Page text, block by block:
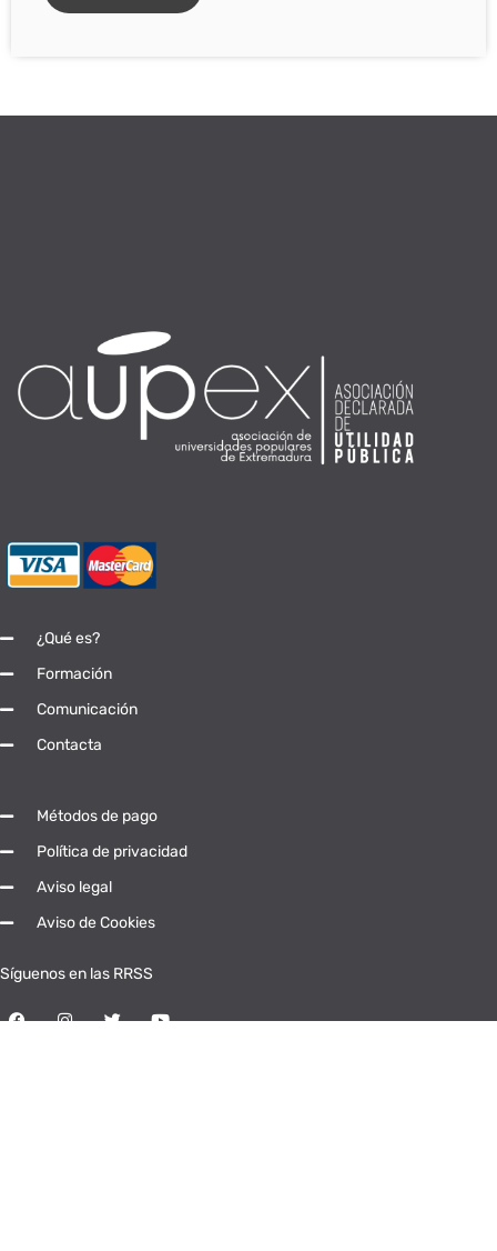
¿Qué es?
Formación
Comunicación
Contacta
Métodos de pago
Política de privacidad
Aviso legal
Aviso de Cookies
Síguenos en las RRSS